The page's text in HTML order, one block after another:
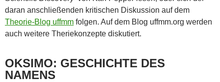
daran anschließenden kritischen Diskussion auf dem
Theorie-Blog uffmm folgen. Auf dem Blog uffmm.org werden
auch weitere Theriekonzepte diskutiert.
OKSIMO: GESCHICHTE DES
NAMENS